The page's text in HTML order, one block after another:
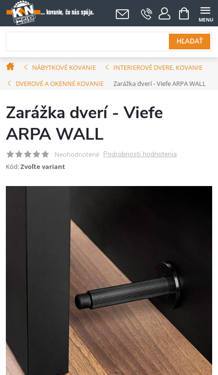
Prejsť
na
obsah
HĽADAŤ
NÁKUPNÝ
KOŠÍK
DomovNÁBYTKOVÉ KOVANIE
INTERIEROVÉ DVERE, KOVANIE
DVEROVÉ A OKENNÉ KOVANIE
Zarážka dverí - Viefe ARPA WALL
Zarážka dverí - Viefe
ARPA WALL
Neohodnotené Podrobnosti hodnotenia
Kód:Zvoľte variant